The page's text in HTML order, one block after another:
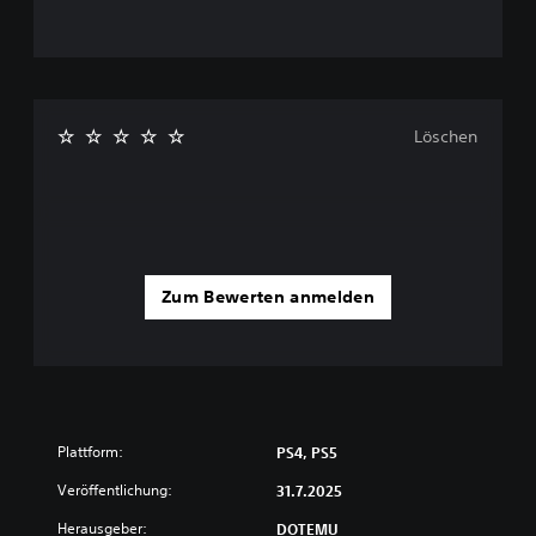
Zum Bewerten anmelden
Löschen
Plattform: PS4, PS5
Veröffentlichung: 31.7.2025
Herausgeber: DOTEMU